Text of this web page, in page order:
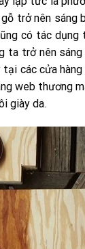
trở nên sáng
có tác
ta trở nên sáng
các cửa hàng
web thương
giày da.